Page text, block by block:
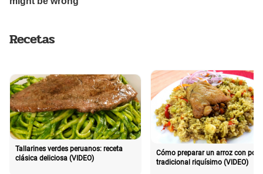
Recetas
Tallarines verdes peruanos: receta
clásica deliciosa (VIDEO)
Cómo preparar un arroz con pollo
tradicional riquísimo (VIDEO)